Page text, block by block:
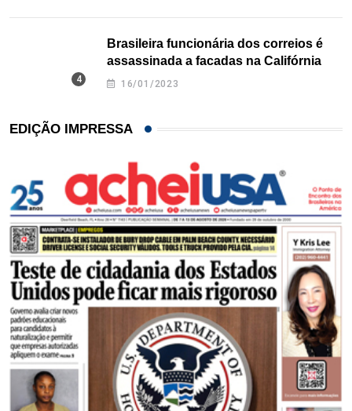
Brasileira funcionária dos correios é
assassinada a facadas na Califórnia
16/01/2023
EDIÇÃO IMPRESSA